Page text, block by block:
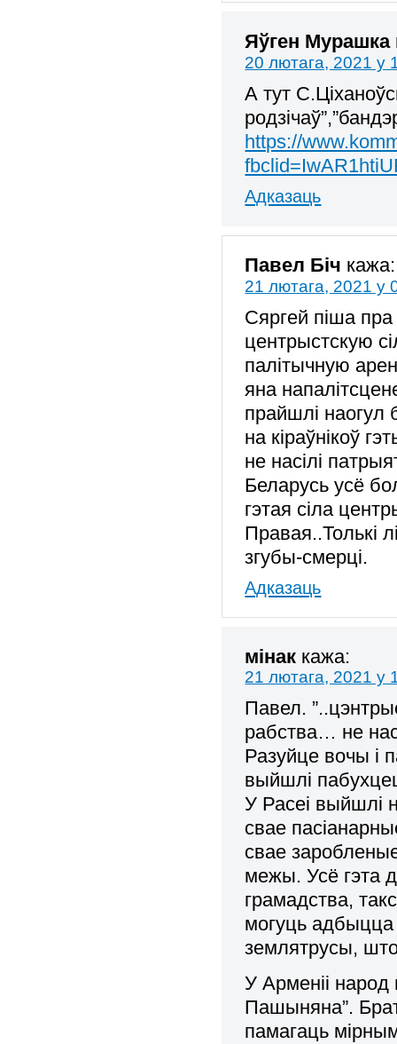
Яўген Мурашка
20 лютага, 2021 у
А тут
https://
Адказаць
Павел Біч кажа:
21 лютага, 2021 у
Сяргей піша
центрыстскую
палітычную
яна
прайшлі наогул
на кіраўнікоў
не насілі
Беларусь усё
гэтая сіла
Правая..Толькі
згубы-смерці.
Адказаць
мінак кажа:
21 лютага, 2021 у
Павел.
рабства… не
Разуйце вочы і
выйшлі
У Расеі выйшлі
свае
свае
межы. Усё гэта
грамадства,
могуць адбыцца
землятрусы,
У Арменіі
Пашыняна”.
памагаць